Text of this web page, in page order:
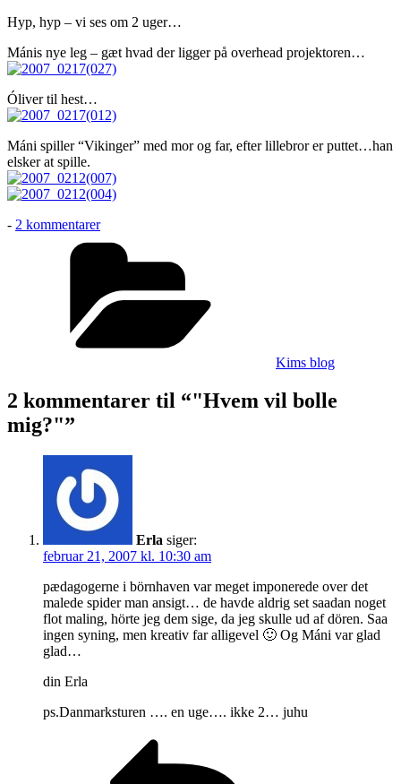
Hyp, hyp – vi ses om 2 uger…
Mánis nye leg – gæt hvad der ligger på overhead projektoren…
Óliver til hest…
Máni spiller “Vikinger” med mor og far, efter lillebror er puttet…han
elsker at spille.
- 2 kommentarertil
"Hvem
mig?"
Kims blog
2 kommentarer til “"Hvem vil bolle
mig?"”
Erla siger:
februar 21, 2007 kl. 10:30 am
pædagogerne i börnhaven var meget imponerede over det
malede spider man ansigt… de havde aldrig set saadan noget
flot maling, hörte jeg dem sige, da jeg skulle ud af dören. Saa
ingen syning, men kreativ far alligevel 🙂 Og Máni var glad
glad…
din Erla
ps.Danmarksturen …. en uge…. ikke 2… juhu